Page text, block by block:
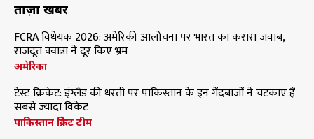
ताज़ा खबरें
FCRA विधेयक 2026: अमेरिकी आलोचना पर भारत का करारा जवाब,
राजदूत क्वात्रा ने दूर किए भ्रम
अमेरिका
टेस्ट क्रिकेट: इंग्लैंड की धरती पर पाकिस्तान के इन गेंदबाजों ने चटकाए हैं
सबसे ज्यादा विकेट
पाकिस्तान क्रिकेट टीम